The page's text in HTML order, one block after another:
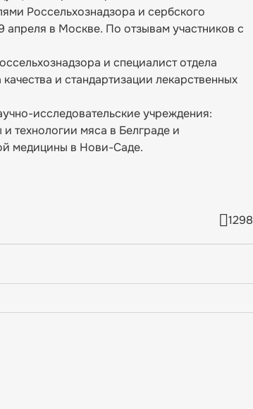
Россельхознадзора и сербского
апреля в Москве. По отзывам участников с
и специалист отдела
и стандартизации лекарственных
исследовательские учреждения:
технологии мяса в Белграде и
медицины в Нови-Саде.
1298